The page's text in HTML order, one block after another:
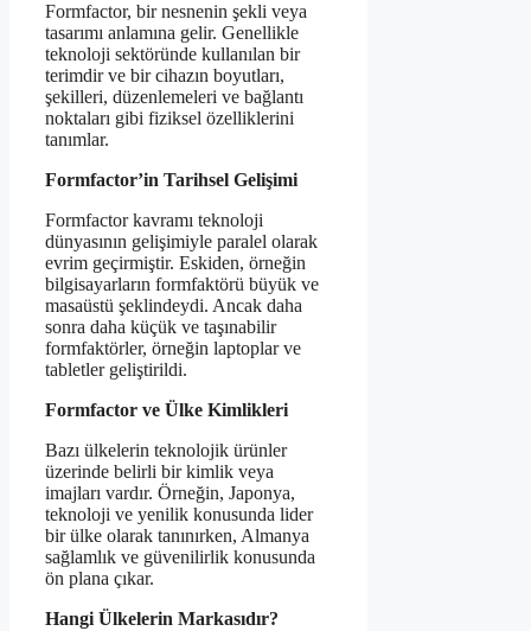
Formfactor, bir nesnenin şekli veya
tasarımı anlamına gelir. Genellikle
teknoloji sektöründe kullanılan bir
terimdir ve bir cihazın boyutları,
şekilleri, düzenlemeleri ve bağlantı
noktaları gibi fiziksel özelliklerini
tanımlar.
Formfactor’in Tarihsel Gelişimi
Formfactor kavramı teknoloji
dünyasının gelişimiyle paralel olarak
evrim geçirmiştir. Eskiden, örneğin
bilgisayarların formfaktörü büyük ve
masaüstü şeklindeydi. Ancak daha
sonra daha küçük ve taşınabilir
formfaktörler, örneğin laptoplar ve
tabletler geliştirildi.
Formfactor ve Ülke Kimlikleri
Bazı ülkelerin teknolojik ürünler
üzerinde belirli bir kimlik veya
imajları vardır. Örneğin, Japonya,
teknoloji ve yenilik konusunda lider
bir ülke olarak tanınırken, Almanya
sağlamlık ve güvenilirlik konusunda
ön plana çıkar.
Hangi Ülkelerin Markasıdır?